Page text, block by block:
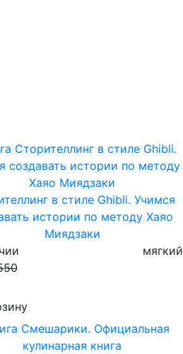
в стиле Ghibli. Учимся
истории по методу Хаяо
Миядзаки
мягкий